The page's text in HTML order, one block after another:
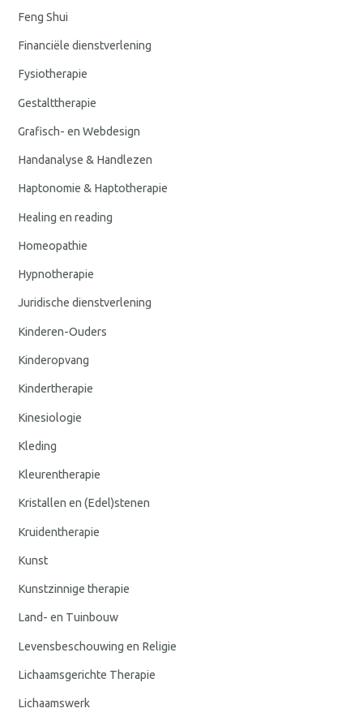
Feng Shui
Financiële dienstverlening
Fysiotherapie
Gestalttherapie
Grafisch- en Webdesign
Handanalyse & Handlezen
Haptonomie & Haptotherapie
Healing en reading
Homeopathie
Hypnotherapie
Juridische dienstverlening
Kinderen-Ouders
Kinderopvang
Kindertherapie
Kinesiologie
Kleding
Kleurentherapie
Kristallen en (Edel)stenen
Kruidentherapie
Kunst
Kunstzinnige therapie
Land- en Tuinbouw
Levensbeschouwing en Religie
Lichaamsgerichte Therapie
Lichaamswerk